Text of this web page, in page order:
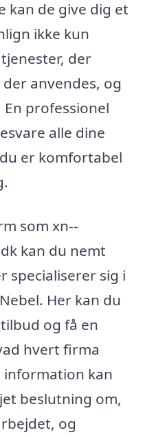
kan de give dig et
ikke kun
der
anvendes, og
professionel
alle dine
er komfortabel
som xn--
kan du nemt
specialiserer sig i
Her kan du
og få en
hvert firma
kan
beslutning om,
og